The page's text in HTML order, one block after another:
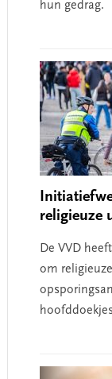
hun gedrag.
religieuze
De VVD
om